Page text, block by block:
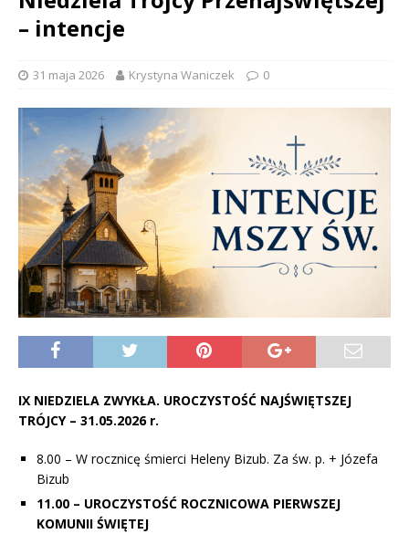
– intencje
31 maja 2026 Krystyna Waniczek 0
IX NIEDZIELA ZWYKŁA. UROCZYSTOŚĆ NAJŚWIĘTSZEJ
TRÓJCY – 31.05.2026 r.
8.00 – W rocznicę śmierci Heleny Bizub. Za św. p. + Józefa
Bizub
11.00 – UROCZYSTOŚĆ ROCZNICOWA PIERWSZEJ
KOMUNII ŚWIĘTEJ